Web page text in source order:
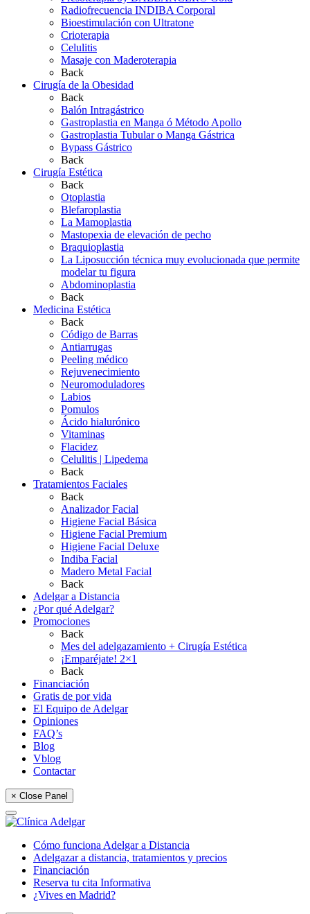
Radiofrecuencia INDIBA Corporal
Bioestimulación con Ultratone
Crioterapia
Celulitis
Masaje con Maderoterapia
Back
Cirugía de la Obesidad
Back
Balón Intragástrico
Gastroplastia en Manga ó Método Apollo
Gastroplastia Tubular o Manga Gástrica
Bypass Gástrico
Back
Cirugía Estética
Back
Otoplastia
Blefaroplastia
La Mamoplastia
Mastopexia de elevación de pecho
Braquioplastia
La Liposucción técnica muy evolucionada que permite
modelar tu figura
Abdominoplastia
Back
Medicina Estética
Back
Código de Barras
Antiarrugas
Peeling médico
Rejuvenecimiento
Neuromoduladores
Labios
Pomulos
Ácido hialurónico
Vitaminas
Flacidez
Celulitis | Lipedema
Back
Tratamientos Faciales
Back
Analizador Facial
Higiene Facial Básica
Higiene Facial Premium
Higiene Facial Deluxe
Indiba Facial
Madero Metal Facial
Back
Adelgar a Distancia
¿Por qué Adelgar?
Promociones
Back
Mes del adelgazamiento + Cirugía Estética
¡Emparéjate! 2×1
Back
Financiación
Gratis de por vida
El Equipo de Adelgar
Opiniones
FAQ’s
Blog
Vblog
Contactar
× Close Panel
Cómo funciona Adelgar a Distancia
Adelgazar a distancia, tratamientos y precios
Financiación
Reserva tu cita Informativa
¿Vives en Madrid?